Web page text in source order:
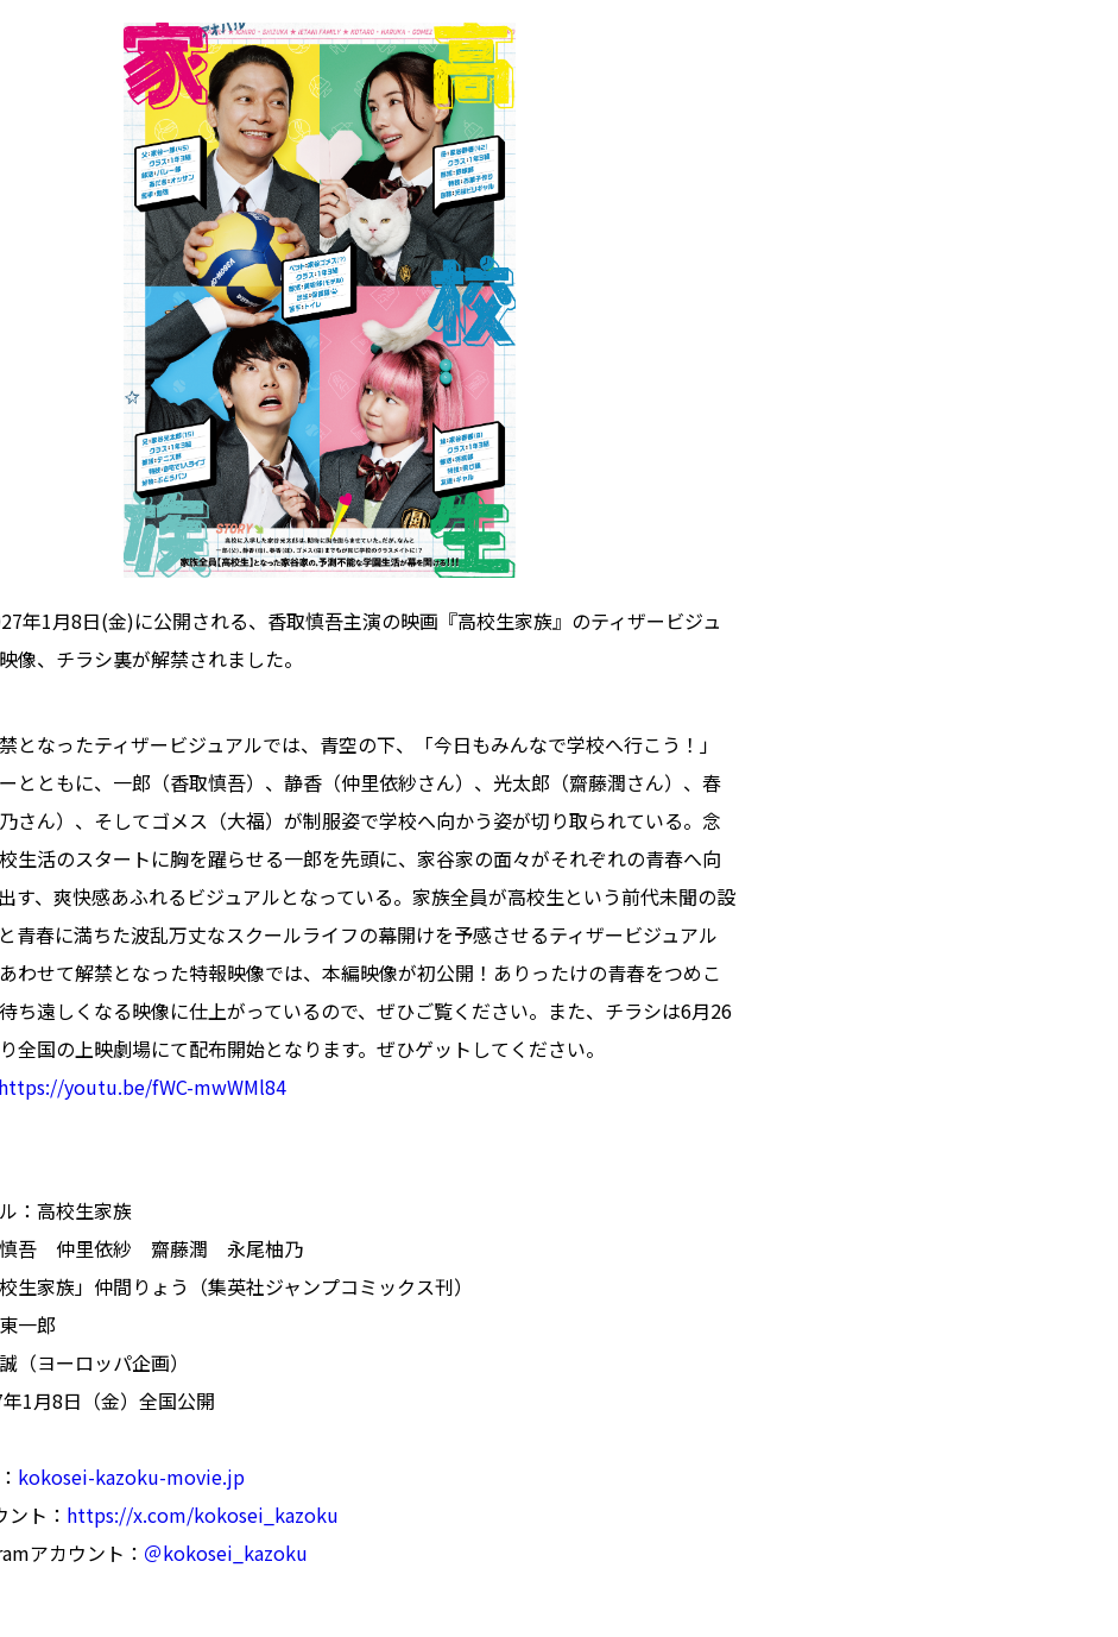
年1月8日(金)に公開される、香取慎吾主演の映画『高校生家族』のティザービジュ
像、チラシ裏が解禁されました。
となったティザービジュアルでは、青空の下、「今日もみんなで学校へ行こう！」
とともに、一郎（香取慎吾）、静香（仲里依紗さん）、光太郎（齋藤潤さん）、春
さん）、そしてゴメス（大福）が制服姿で学校へ向かう姿が切り取られている。念
生活のスタートに胸を躍らせる一郎を先頭に、家谷家の面々がそれぞれの青春へ向
す、爽快感あふれるビジュアルとなっている。家族全員が高校生という前代未聞の設
青春に満ちた波乱万丈なスクールライフの幕開けを予感させるティザービジュアル
わせて解禁となった特報映像では、本編映像が初公開！ありったけの青春をつめこ
ち遠しくなる映像に仕上がっているので、ぜひご覧ください。また、チラシは6月26
全国の上映劇場にて配布開始となります。ぜひゲットしてください。
https://youtu.be/fWC-mwWMl84
：高校生家族
慎吾 仲里依紗 齋藤潤 永尾柚乃
生家族」仲間りょう（集英社ジャンプコミックス刊）
一郎
（ヨーロッパ企画）
1月8日（金）全国公開
kokosei-kazoku-movie.jp
ント： https://x.com/kokosei_kazoku
アカウント： ＠kokosei_kazoku